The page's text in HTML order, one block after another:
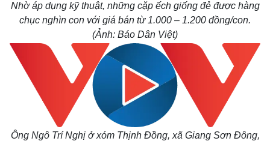
Nhờ áp dụng kỹ thuật, những cặp ếch giống đẻ được hàng
chục nghìn con với giá bán từ 1.000 – 1.200 đồng/con.
(Ảnh: Báo Dân Việt)
Ông Ngô Trí Nghị ở xóm Thịnh Đồng, xã Giang Sơn Đông,